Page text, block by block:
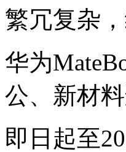
繁冗复杂
华为
公、新材
即日起至